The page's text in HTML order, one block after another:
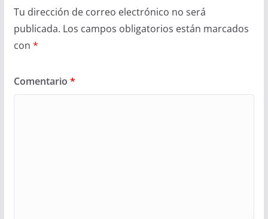
Tu dirección de correo electrónico no será
publicada. Los campos obligatorios están marcados
con *
Comentario *